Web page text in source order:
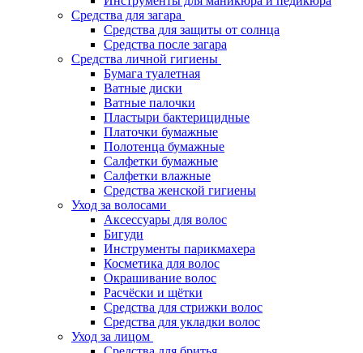
Средства для загара
Средства для защиты от солнца
Средства после загара
Средства личной гигиены
Бумага туалетная
Ватные диски
Ватные палочки
Пластыри бактерицидные
Платочки бумажные
Полотенца бумажные
Салфетки бумажные
Салфетки влажные
Средства женской гигиены
Уход за волосами
Аксессуары для волос
Бигуди
Инструменты парикмахера
Косметика для волос
Окрашивание волос
Расчёски и щётки
Средства для стрижки волос
Средства для укладки волос
Уход за лицом